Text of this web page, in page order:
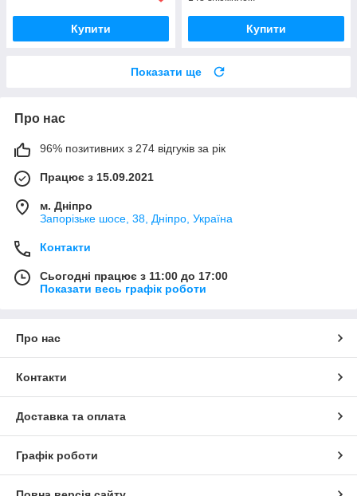
Купити Купити
Показати ще
Про нас
96% позитивних з 274 відгуків за рік
Працює з 15.09.2021
м. Дніпро
Запорізьке шосе, 38, Дніпро, Україна
Контакти
Сьогодні працює з 11:00 до 17:00
Показати весь графік роботи
Про нас
Контакти
Доставка та оплата
Графік роботи